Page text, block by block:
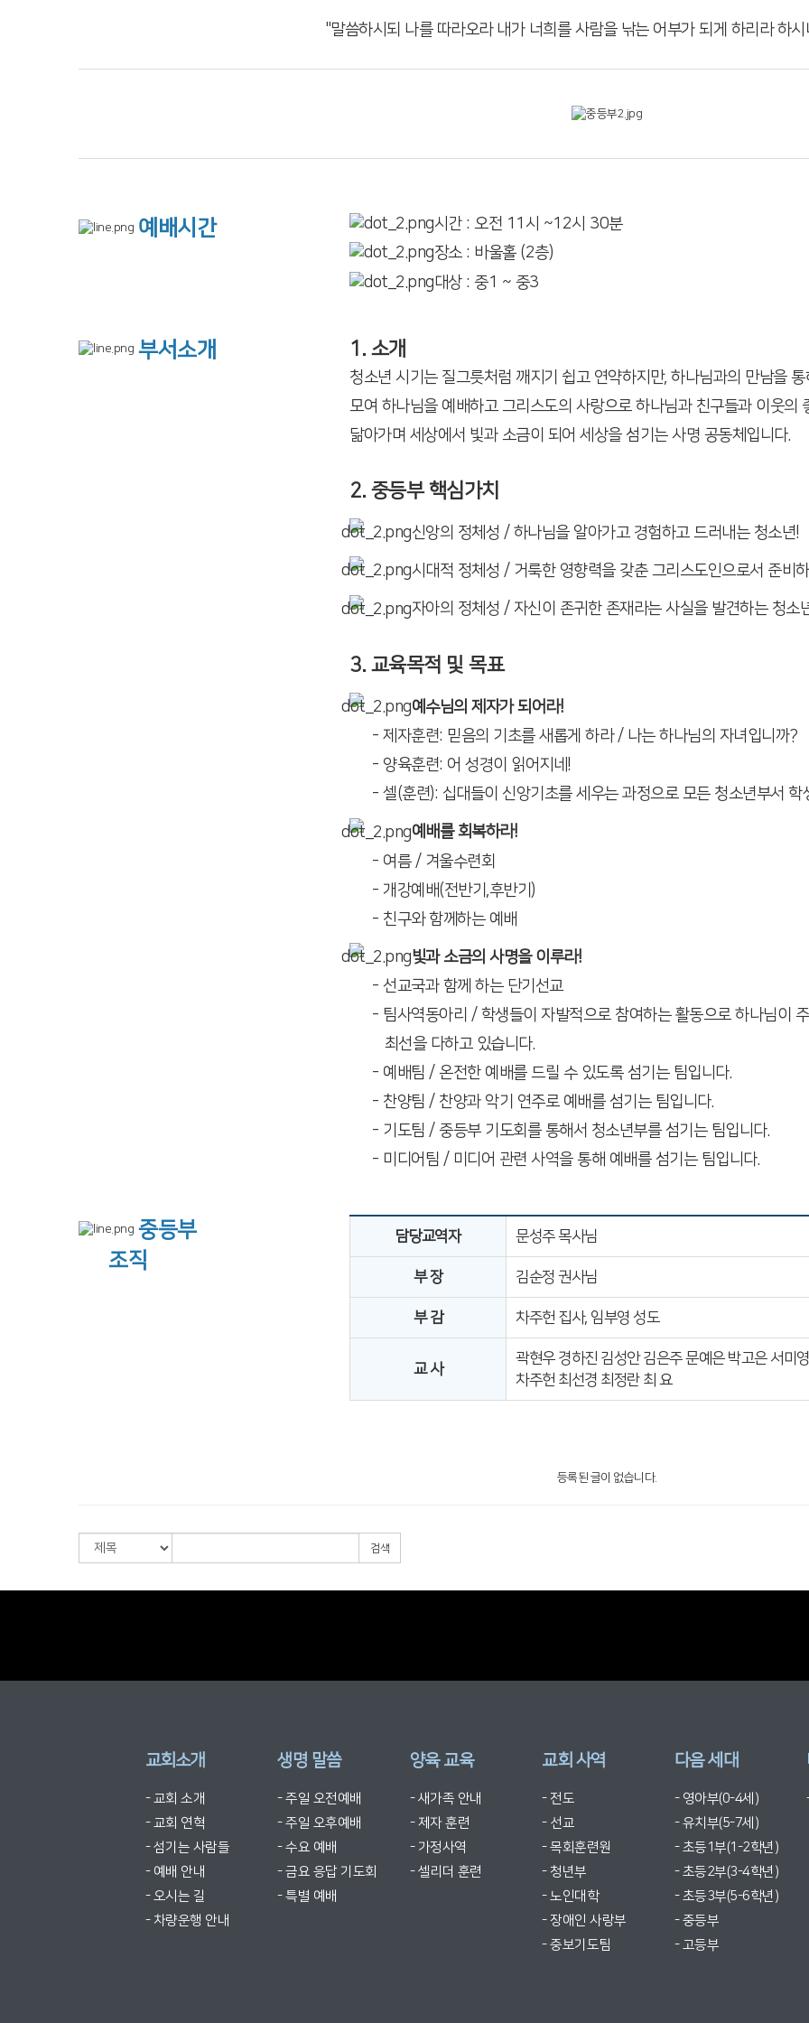
"말씀하시되 나를 따라오라 내가 너희를 사람을 낚는 어부가 되게 하리라 하시
예배시간
시간 : 오전 11시 ~12시 30분
장소 : 바울홀 (2층)
대상 : 중1 ~ 중3
부서소개 1. 소개
청소년 시기는 질그릇처럼 깨지기 쉽고 연약하지만, 하나님과의 만남을
모여 하나님을 예배하고 그리스도의 사랑으로 하나님과 친구들과 이웃의
닮아가며 세상에서 빛과 소금이 되어 세상을 섬기는 사명 공동체입니다.
2. 중등부 핵심가치
신앙의 정체성 / 하나님을 알아가고 경험하고 드러내는 청소년!
시대적 정체성 / 거룩한 영향력을 갖춘 그리스도인으로서 준비
자아의 정체성 / 자신이 존귀한 존재라는 사실을 발견하는 청소
3. 교육목적 및 목표
예수님의 제자가 되어라!
- 제자훈련: 믿음의 기초를 새롭게 하라/ 나는 하나님의 자녀입니까?
- 양육훈련: 어 성경이 읽어지네!
- 셀(훈련): 십대들이 신앙기초를 세우는 과정으로 모든 청소년부서 학
예배를 회복하라!
- 여름 / 겨울수련회
- 개강예배(전반기,후반기)
- 친구와 함께하는 예배
빛과 소금의 사명을 이루라!
- 선교국과 함께 하는 단기선교
- 팀사역동아리 / 학생들이 자발적으로 참여하는 활동으로 하나님이
최선을 다하고 있습니다.
- 예배팀 / 온전한 예배를 드릴 수 있도록 섬기는 팀입니다.
- 찬양팀 / 찬양과 악기 연주로 예배를 섬기는 팀입니다.
- 기도팀 / 중등부 기도회를 통해서 청소년부를 섬기는 팀입니다.
- 미디어팀 / 미디어 관련 사역을 통해 예배를 섬기는 팀입니다.
중등부
조직
담당교역자 문성주 목사님
부 장 김순정 권사님
부 감 차주헌 집사, 임부영 성도
교 사
곽현우 경하진 김성안 김은주 문예은 박고은 서미
차주헌 최선경 최정란 최 요
등록된 글이 없습니다.
검색
교회소개
- 교회 소개
- 교회 연혁
- 섬기는 사람들
- 예배 안내
- 오시는 길
- 차량운행 안내
생명 말씀
- 주일 오전예배
- 주일 오후예배
- 수요 예배
- 금요 응답 기도회
- 특별 예배
양육 교육
- 새가족 안내
- 제자 훈련
- 가정사역
- 셀리더 훈련
교회 사역
- 전도
- 선교
- 목회훈련원
- 청년부
- 노인대학
- 장애인 사랑부
- 중보기도팀
다음 세대
- 영아부(0-4세)
- 유치부(5-7세)
- 초등1부(1-2학년)
- 초등2부(3-4학년)
- 초등3부(5-6학년)
- 중등부
- 고등부